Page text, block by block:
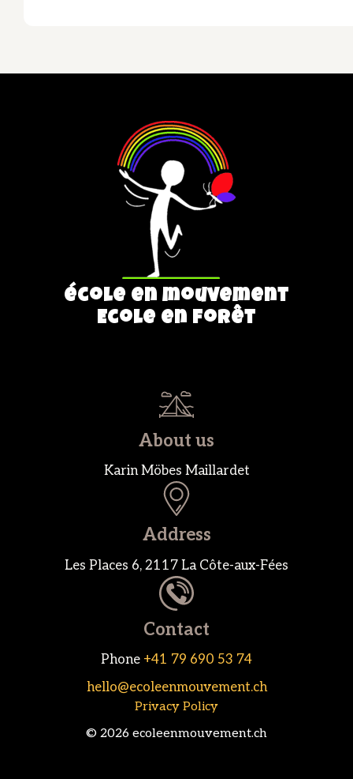
école en mouvement
Ecole en forêt
About us
Karin Möbes Maillardet
Address
Les Places 6, 2117 La Côte-aux-Fées
Contact
Phone +41 79 690 53 74
hello@ecoleenmouvement.ch
Privacy Policy
© 2026 ecoleenmouvement.ch